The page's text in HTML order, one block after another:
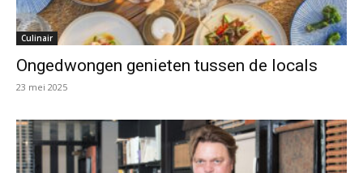
Culinair
Ongedwongen genieten tussen de locals
23 mei 2025